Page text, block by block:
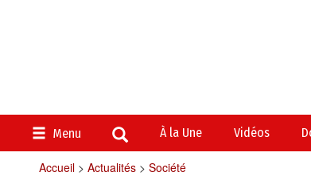
Menu À la Une Vidéos
Accueil> Actualités> Société